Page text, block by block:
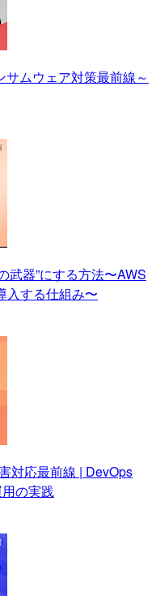
サムウェア対策最前線～
武器”にする方法〜AWS
入する仕組み〜
対応最前線 | DevOps
の実践